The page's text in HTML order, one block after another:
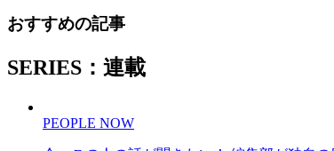
おすすめの記事
SERIES：連載
PEOPLE NOW